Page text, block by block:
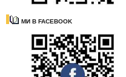
МИ В FACEBOOK